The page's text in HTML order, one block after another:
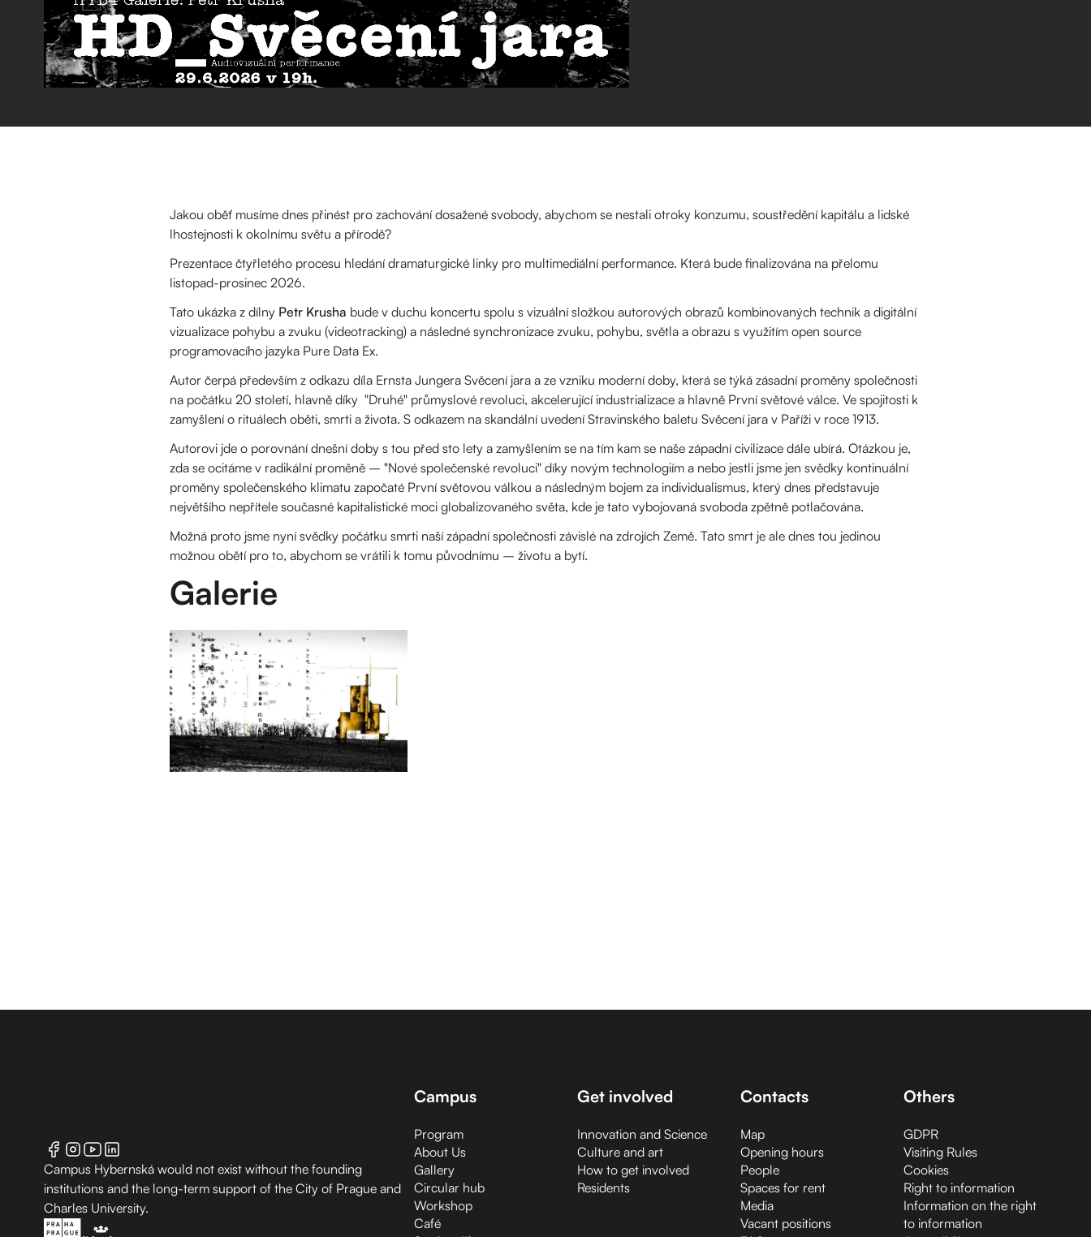
Jakou oběť musíme dnes přinést pro zachování dosažené svobody, abychom se nestali otroky konzumu, soustředění kapitálu a lidské
lhostejnosti k okolnímu světu a přírodě?
Prezentace čtyřletého procesu hledání dramaturgické linky pro multimediální performance. Která bude finalizována na přelomu
listopad-prosinec 2026.
Tato ukázka z dílny Petr Krusha bude v duchu koncertu spolu s vizuální složkou autorových obrazů kombinovaných technik a digitální
vizualizace pohybu a zvuku (videotracking) a následné synchronizace zvuku, pohybu, světla a obrazu s využitím open source
programovacího jazyka Pure Data Ex.
Autor čerpá především z odkazu díla Ernsta Jungera Svěcení jara a ze vzniku moderní doby, která se týká zásadní proměny společnosti
na počátku 20 století, hlavně díky "Druhé" průmyslové revoluci, akcelerující industrializace a hlavně První světové válce. Ve spojitosti k
zamyšlení o rituálech oběti, smrti a života. S odkazem na skandální uvedení Stravinského baletu Svěcení jara v Paříži v roce 1913.
Autorovi jde o porovnání dnešní doby s tou před sto lety a zamyšlením se na tím kam se naše západní civilizace dále ubírá. Otázkou je,
zda se ocitáme v radikální proměně – "Nové společenské revoluci" díky novým technologiím a nebo jestli jsme jen svědky kontinuální
proměny společenského klimatu započaté První světovou válkou a následným bojem za individualismus, který dnes představuje
největšího nepřítele současné kapitalistické moci globalizovaného světa, kde je tato vybojovaná svoboda zpětně potlačována.
Možná proto jsme nyní svědky počátku smrti naší západní společnosti závislé na zdrojích Země. Tato smrt je ale dnes tou jedinou
možnou obětí pro to, abychom se vrátili k tomu původnímu – životu a bytí.
Galerie
Campus Hybernská would not exist without the founding
institutions and the long-term support of the City of Prague and
Charles University.
Campus
Program
About Us
Gallery
Circular hub
Workshop
Café
Get involved
Innovation and Science
Culture and art
How to get involved
Residents
Contacts
Map
Opening hours
People
Spaces for rent
Media
Vacant positions
Others
GDPR
Visiting Rules
Cookies
Right to information
Information on the right
to information